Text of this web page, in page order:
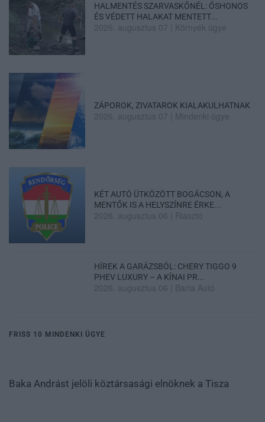
HALMENTÉS SZARVASKŐNÉL: ŐSHONOS
ÉS VÉDETT HALAKAT MENTETT...
2026. augusztus 07 Környék ügye
ZÁPOROK, ZIVATAROK KIALAKULHATNAK
2026. augusztus 07 Mindenki ügye
KÉT AUTÓ ÜTKÖZÖTT BOGÁCSON, A
MENTŐK IS A HELYSZÍNRE ÉRKE...
2026. augusztus 06 Riasztó
HÍREK A GARÁZSBÓL: CHERY TIGGO 9
PHEV LUXURY – A KÍNAI PR...
2026. augusztus 06 Barta Autó
FRISS 10 MINDENKI ÜGYE
Baka Andrást jelöli köztársasági elnöknek a Tisza